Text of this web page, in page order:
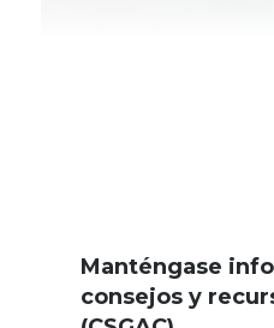
Manténgase
consejos y